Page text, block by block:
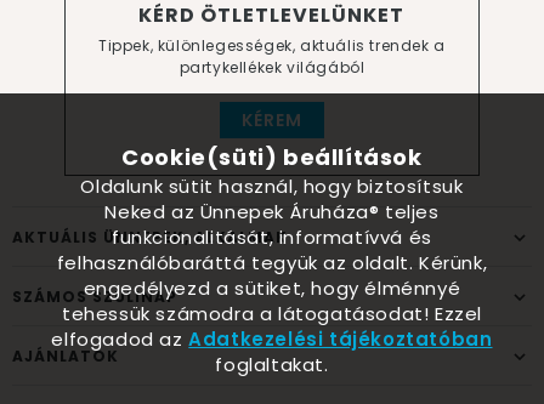
KÉRD ÖTLETLEVELÜNKET
Tippek, különlegességek, aktuális trendek a
partykellékek világából
KÉREM
AKTUÁLIS ÜNNEPEK, ALKALMAK
SZÁMOS SZÜLINAP
AJÁNLATOK
Cookie(süti) beállítások
Oldalunk sütit használ, hogy biztosítsuk
Neked az Ünnepek Áruháza® teljes
funkcionalitását, informatívvá és
felhasználóbaráttá tegyük az oldalt. Kérünk,
engedélyezd a sütiket, hogy élménnyé
tehessük számodra a látogatásodat! Ezzel
elfogadod azAdatkezelési tájékoztatóban
foglaltakat.